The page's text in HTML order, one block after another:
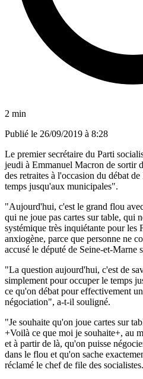
2 min
Publié le 26/09/2019 à 8:28
Le premier secrétaire du Parti
jeudi à Emmanuel Macron de sortir
des retraites à l'occasion du débat
temps jusqu'aux municipales".
"Aujourd'hui, c'est le grand flou
qui ne joue pas cartes sur table, qui
systémique très inquiétante pour les
anxiogène, parce que personne ne
accusé le député de Seine-et-Marne
"La question aujourd'hui, c'est de
simplement pour occuper le temps
ce qu'on débat pour effectivement
négociation", a-t-il souligné.
"Je souhaite qu'on joue cartes sur
+Voilà ce que moi je souhaite+, au
et à partir de là, qu'on puisse
dans le flou et qu'on sache
réclamé le chef de file des socialistes.